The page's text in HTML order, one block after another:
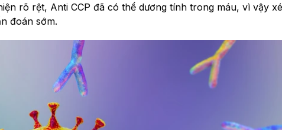
rõ rệt, Anti CCP đã có thể dương tính trong máu, vì vậy
đoán sớm.